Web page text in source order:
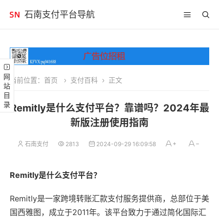
石南支付平台导航
网站目录 当前位置： 首页 支付百科 正文
Remitly是什么支付平台？靠谱吗？2024年最
新版注册使用指南
石南支付 2813 2024-09-29 16:09:58
Remitly是什么支付平台？
Remitly是一家跨境转账汇款支付服务提供商，总部位于美
国西雅图，成立于2011年。该平台致力于通过简化国际汇